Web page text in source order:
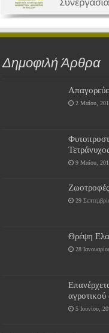
Δημοφιλή Άρθρα
2 Μαΐου,
9 Μαΐου,
29
Θρέψη
28
αγροτικού
5 Ιουνίου,